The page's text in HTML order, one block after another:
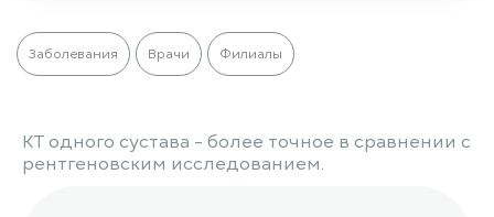
Заболевания Врачи Филиалы
КТ одного сустава - более точное в сравнении с
рентгеновским исследованием.